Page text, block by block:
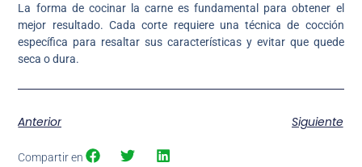
La forma de cocinar la carne es fundamental para obtener el
mejor resultado. Cada corte requiere una técnica de cocción
específica para resaltar sus características y evitar que quede
seca o dura.
Anterior Siguiente
Compartir en